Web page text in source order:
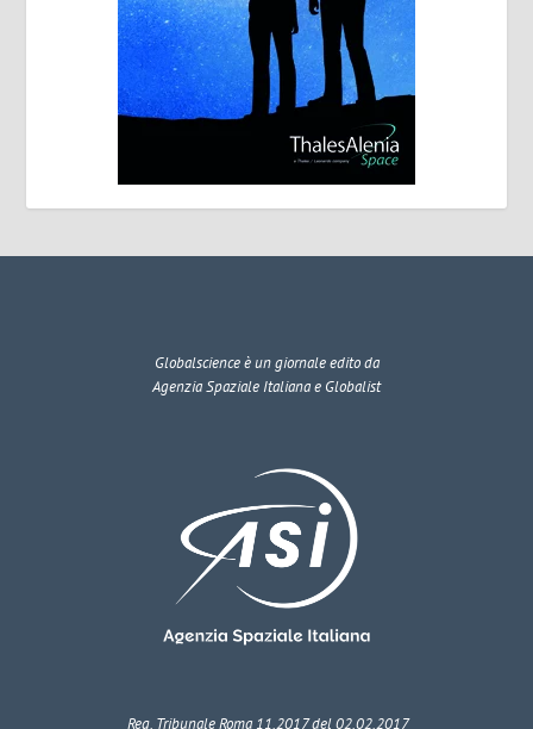
Globalscienceè un giornale edito da
Agenzia Spaziale Italiana e Globalist
Reg. Tribunale Roma 11.2017 del 02.02.2017